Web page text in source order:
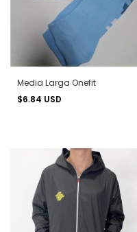
Media Larga Onefit
$6.84 USD